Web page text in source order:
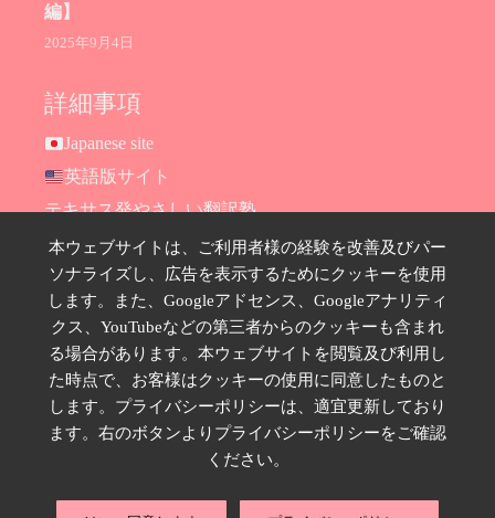
編】
2025年9月4日
詳細事項
Japanese site
英語版サイト
テキサス発やさしい翻訳塾
Hana Ransom Shop
Site map
お問い合わせ
プライバシーポリシー
特定商取引法に基づく表示
SNSのフォローはこちら
本ウェブサイトは、ご利用者様の経験を改善及びパー
ソナライズし、広告を表示するためにクッキーを使用
します。また、Googleアドセンス、Googleアナリティ
クス、YouTubeなどの第三者からのクッキーも含まれ
る場合があります。本ウェブサイトを閲覧及び利用し
た時点で、お客様はクッキーの使用に同意したものと
します。プライバシーポリシーは、適宜更新しており
ます。右のボタンよりプライバシーポリシーをご確認
ください。